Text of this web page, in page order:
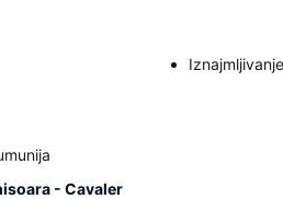
- Cavaler